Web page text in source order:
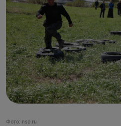
Фото: nso.ru